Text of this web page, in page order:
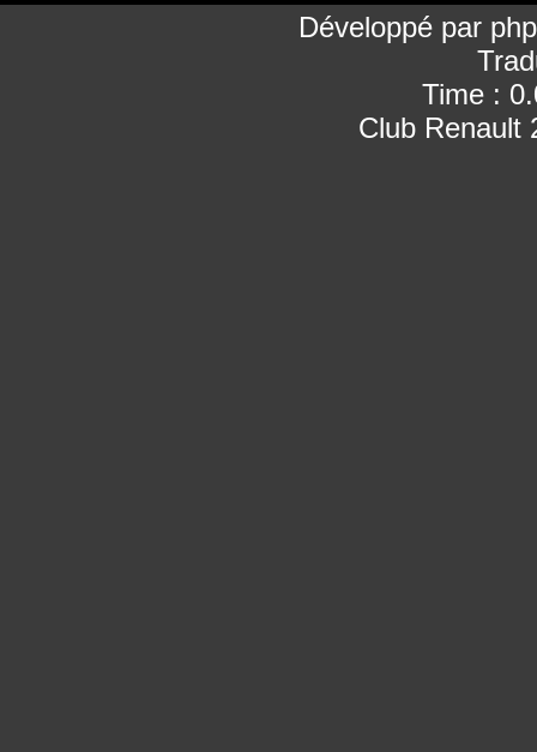
Développé par
Time :
Club Renault